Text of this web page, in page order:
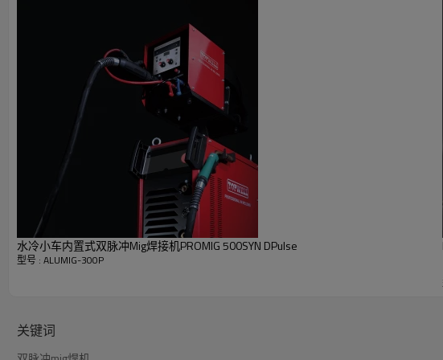
简单智能的一元化控制功能
机器的协同操作使其易于使用，即使对于初期焊机也是如此。只需设置导线类型和
控制精密的单脉冲MIG焊（PMIG）
脉冲MIG工艺通过在每个脉冲的电极末端形成一滴熔融金属来工作。然后，添加适
没有或非常低的飞溅水平。
与其他GMAW金属转移模式相比，更能抵抗缺乏融合缺陷。
出色的焊缝外观。
减少电弧击打的倾向。
适用于机器人和硬件自动化应用。
水冷小车内置式双脉冲Mig焊接机PROMIG 500SYN DPulse
型号 : ALUMIG-300P
关键词